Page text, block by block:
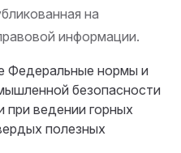
на
информации.
Федеральные нормы и
безопасности
при ведении горных
полезных